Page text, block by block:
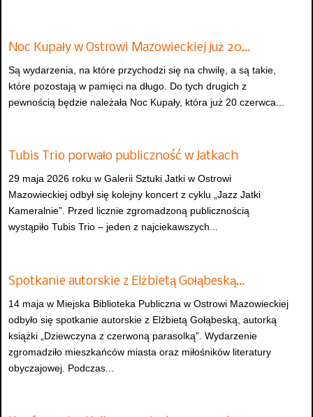
Noc Kupały w Ostrowi Mazowieckiej już 20…
Są wydarzenia, na które przychodzi się na chwilę, a są takie,
które pozostają w pamięci na długo. Do tych drugich z
pewnością będzie należała Noc Kupały, która już 20 czerwca...
Tubis Trio porwało publiczność w Jatkach
29 maja 2026 roku w Galerii Sztuki Jatki w Ostrowi
Mazowieckiej odbył się kolejny koncert z cyklu „Jazz Jatki
Kameralnie”. Przed licznie zgromadzoną publicznością
wystąpiło Tubis Trio – jeden z najciekawszych...
Spotkanie autorskie z Elżbietą Gołąbeską…
14 maja w Miejska Biblioteka Publiczna w Ostrowi Mazowieckiej
odbyło się spotkanie autorskie z Elżbietą Gołąbeską, autorką
książki „Dziewczyna z czerwoną parasolką”. Wydarzenie
zgromadziło mieszkańców miasta oraz miłośników literatury
obyczajowej. Podczas...